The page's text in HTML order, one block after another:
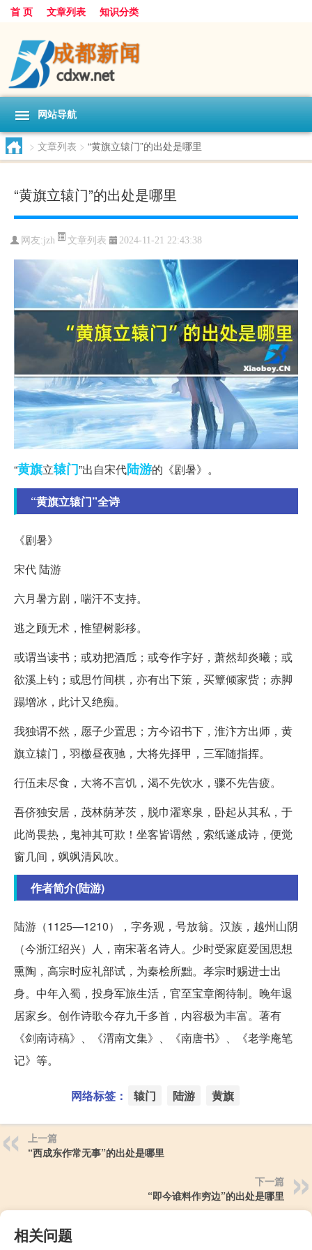
首 页 文章列表 知识分类
网站导航
> 文章列表 > “黄旗立辕门”的出处是哪里
“黄旗立辕门”的出处是哪里
网友:jzh 文章列表 2024-11-21 22:43:38
“黄旗立辕门”出自宋代陆游的《剧暑》。
“黄旗立辕门”全诗
《剧暑》
宋代 陆游
六月暑方剧，喘汗不支持。
逃之顾无术，惟望树影移。
或谓当读书；或劝把酒卮；或夸作字好，萧然却炎曦；或
欲溪上钓；或思竹间棋，亦有出下策，买簟倾家赀；赤脚
蹋增冰，此计又绝痴。
我独谓不然，愿子少置思；方今诏书下，淮汴方出师，黄
旗立辕门，羽檄昼夜驰，大将先择甲，三军随指挥。
行伍未尽食，大将不言饥，渴不先饮水，骤不先告疲。
吾侪独安居，茂林荫茅茨，脱巾濯寒泉，卧起从其私，于
此尚畏热，鬼神其可欺！坐客皆谓然，索纸遂成诗，便觉
窗几间，飒飒清风吹。
作者简介(陆游)
陆游（1125—1210），字务观，号放翁。汉族，越州山阴
（今浙江绍兴）人，南宋著名诗人。少时受家庭爱国思想
熏陶，高宗时应礼部试，为秦桧所黜。孝宗时赐进士出
身。中年入蜀，投身军旅生活，官至宝章阁待制。晚年退
居家乡。创作诗歌今存九千多首，内容极为丰富。著有
《剑南诗稿》、《渭南文集》、《南唐书》、《老学庵笔
记》等。
网络标签： 辕门 陆游 黄旗
上一篇
“西成东作常无事”的出处是哪里
下一篇
“即今谁料作穷边”的出处是哪里
相关问题